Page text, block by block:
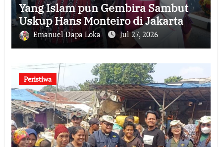
Yang Islam pun Gembira Sambut
Uskup Hans Monteiro di Jakarta
Emanuel Dapa Loka Jul 27, 2026
Peristiwa